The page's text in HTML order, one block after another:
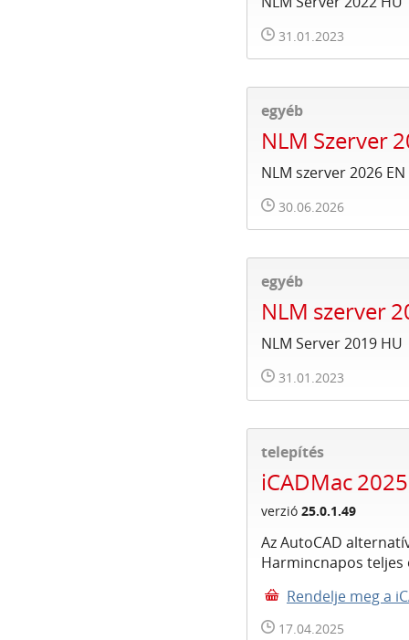
31.01.2023
egyéb
NLM Szerver
NLM szerver 2026 EN
30.06.2026
egyéb
NLM szerver
NLM Server 2019 HU
31.01.2023
telepítés
iCADMac 2025
verzió 25.0.1.49
Az AutoCAD
Harmincnapos
Rendelje meg a
17.04.2025